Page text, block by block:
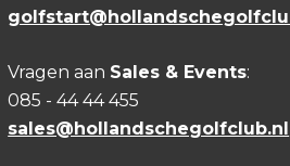
Vragen aan Sales & Events:
085 - 44 44 455
sales@hollandschegolfclub.nl